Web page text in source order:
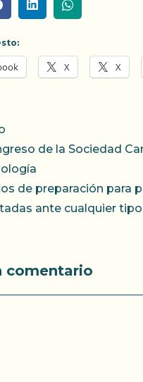
X X
de la Sociedad
de preparación para
ante cualquier
comentario